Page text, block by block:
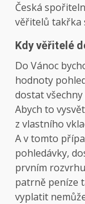
Česká
věřitelů takřka
Kdy věřitelé
Do Vánoc
hodnoty
dostat
Abych to
z vlastního
A v tomto
pohledávky,
prvním
patrně peníze
vyplatit